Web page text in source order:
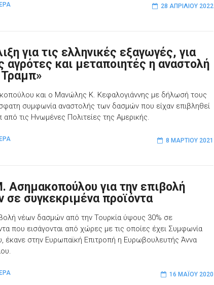
28 ΑΠΡΙΛΊΟΥ 2022
για τις ελληνικές εξαγωγές, για
αγρότες και μεταποιητές η αναστολή
και ο Μανώλης Κ. Κεφαλογιάννης με δήλωσή τους
συμφωνία αναστολής των δασμών που είχαν επιβληθεί
από τις Ηνωμένες Πολιτείες της Αμερικής.
8 ΜΑΡΤΊΟΥ 2021
Ασημακοπούλου για την επιβολή
συγκεκριμένα προϊόντα
νέων δασμών από την Τουρκία ύψους 30% σε
που εισάγονται από χώρες με τις οποίες έχει Συμφωνία
έκανε στην Ευρωπαϊκή Επιτροπή η Ευρωβουλευτής Άννα
16 ΜΑΪ́ΟΥ 2020